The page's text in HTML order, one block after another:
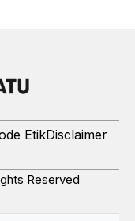
EtikDisclaimer
Reserved